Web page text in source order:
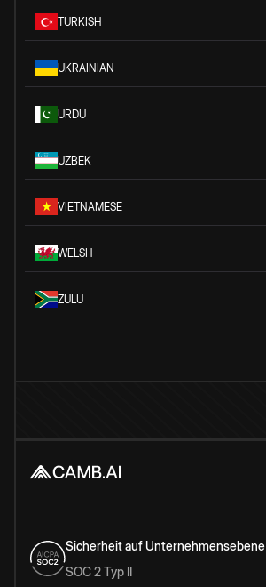
TURKISH
UKRAINIAN
URDU
UZBEK
VIETNAMESE
WELSH
ZULU
Sicherheit auf Unternehmensebene
SOC 2 Typ II